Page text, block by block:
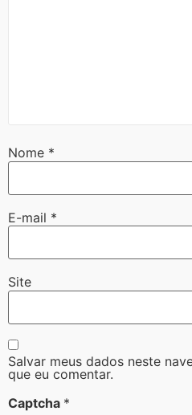
Nome *
E-mail *
Site
Salvar meus dados neste
que eu comentar.
Captcha *